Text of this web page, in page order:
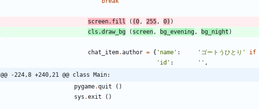
screen. fill ( (0, 255, 0) )
cls .draw_bg ( screen, bg_evening, bg_night )
chat_item.author = { ' name ' : ' ゴートうひとり ' if
' id ' : ' ' ,
@@ -224,8 +240,21 @@ class Main:
pygame.quit ( )
sys .exit ( )